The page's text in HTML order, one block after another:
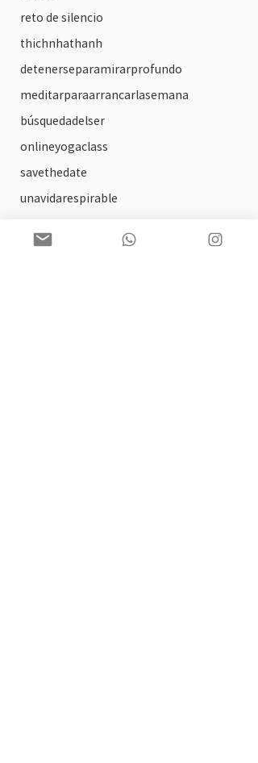
reto de silencio
thichnhathanh
detenerseparamirarprofundo
meditarparaarrancarlasemana
búsquedadelser
onlineyogaclass
savethedate
unavidarespirable
arte